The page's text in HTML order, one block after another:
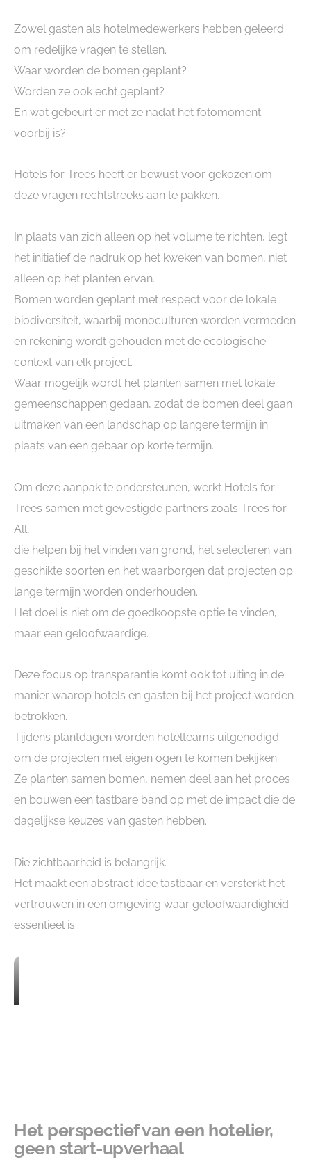
Zowel gasten als hotelmedewerkers hebben geleerd
om redelijke vragen te stellen.
Waar worden de bomen geplant?
Worden ze ook echt geplant?
En wat gebeurt er met ze nadat het fotomoment
voorbij is?
Hotels for Trees heeft er bewust voor gekozen om
deze vragen rechtstreeks aan te pakken.
In plaats van zich alleen op het volume te richten, legt
het initiatief de nadruk op het kweken van bomen, niet
alleen op het planten ervan.
Bomen worden geplant met respect voor de lokale
biodiversiteit, waarbij monoculturen worden vermeden
en rekening wordt gehouden met de ecologische
context van elk project.
Waar mogelijk wordt het planten samen met lokale
gemeenschappen gedaan, zodat de bomen deel gaan
uitmaken van een landschap op langere termijn in
plaats van een gebaar op korte termijn.
Om deze aanpak te ondersteunen, werkt Hotels for
Trees samen met gevestigde partners zoals Trees for
All,
die helpen bij het vinden van grond, het selecteren van
geschikte soorten en het waarborgen dat projecten op
lange termijn worden onderhouden.
Het doel is niet om de goedkoopste optie te vinden,
maar een geloofwaardige.
Deze focus op transparantie komt ook tot uiting in de
manier waarop hotels en gasten bij het project worden
betrokken.
Tijdens plantdagen worden hotelteams uitgenodigd
om de projecten met eigen ogen te komen bekijken.
Ze planten samen bomen, nemen deel aan het proces
en bouwen een tastbare band op met de impact die de
dagelijkse keuzes van gasten hebben.
Die zichtbaarheid is belangrijk.
Het maakt een abstract idee tastbaar en versterkt het
vertrouwen in een omgeving waar geloofwaardigheid
essentieel is.
Het perspectief van een hotelier,
geen start-upverhaal